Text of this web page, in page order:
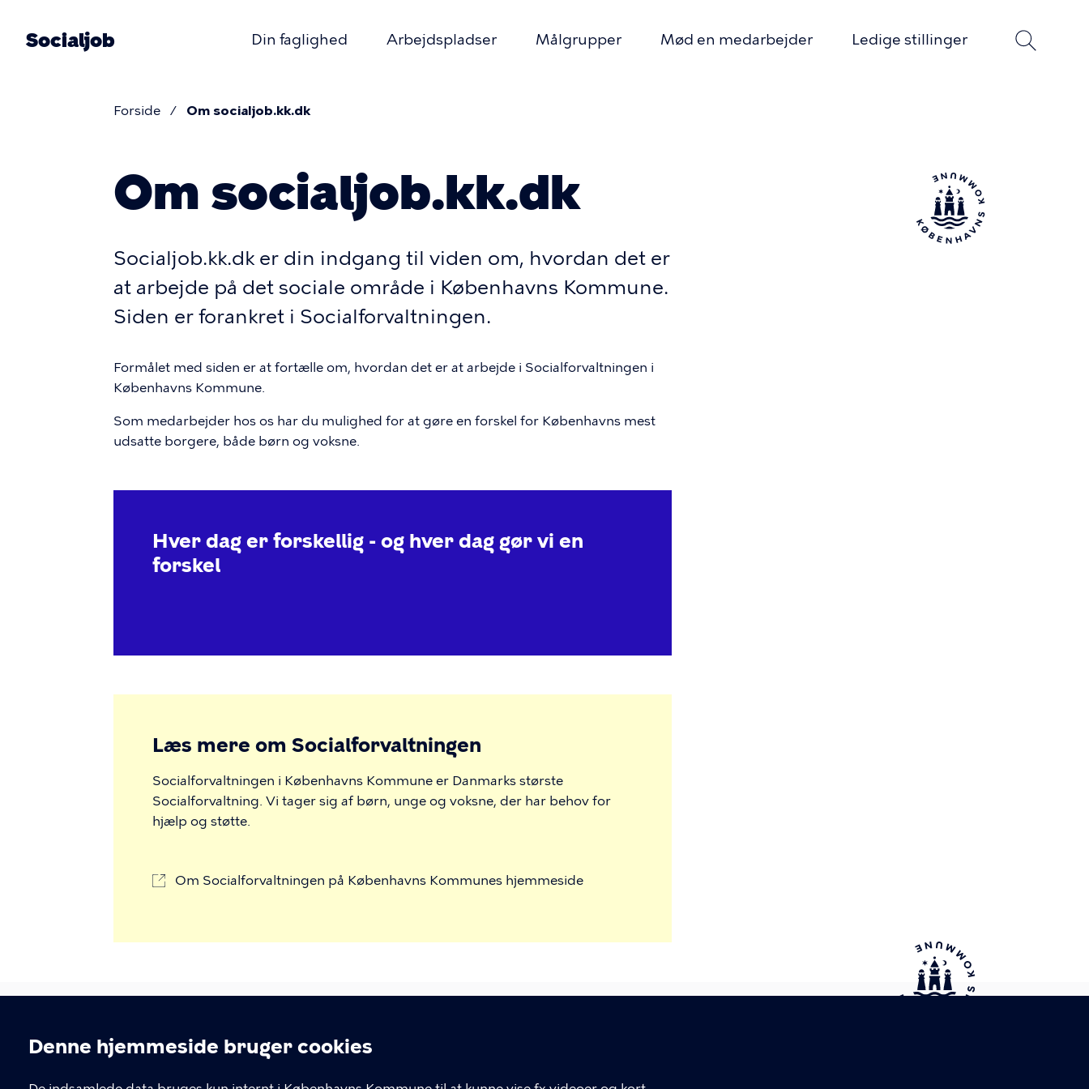
Denne hjemmeside bruger cookies
hovedindhold
Socialjob
navigation
Din faglighed Arbejdspladser Målgrupper Mød en medarbejder Ledige stillinger
Brødkrumme
Forside Om socialjob.kk.dk
Om socialjob.kk.dk
Socialjob.kk.dk er din indgang til viden om, hvordan det er
at arbejde på det sociale område i Københavns Kommune.
Siden er forankret i Socialforvaltningen.
Formålet med siden er at fortælle om, hvordan det er at arbejde i Socialforvaltningen i
Københavns Kommune.
Som medarbejder hos os har du mulighed for at gøre en forskel for Københavns mest
udsatte borgere, både børn og voksne.
Hver dag er forskellig - og hver dag gør vi en
forskel
Læs mere om Socialforvaltningen
Socialforvaltningen i Københavns Kommune er Danmarks største
Socialforvaltning. Vi tager sig af børn, unge og voksne, der har behov for
hjælp og støtte.
Om Socialforvaltningen på Københavns Kommunes hjemmeside